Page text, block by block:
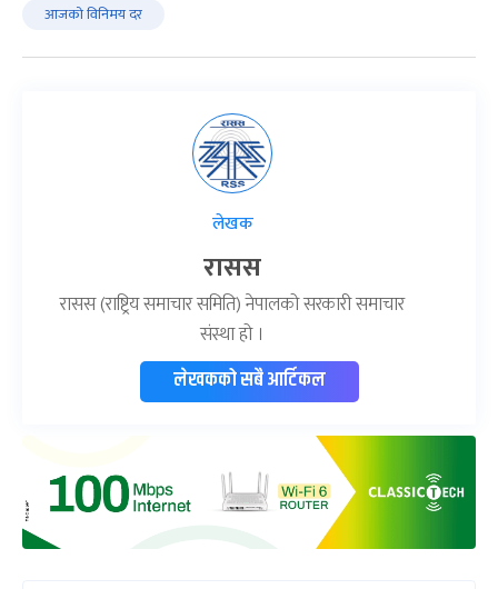
आजको विनिमय दर
लेखक
रासस
रासस (राष्ट्रिय समाचार समिति) नेपालको सरकारी समाचार
संस्था हो ।
लेखकको सबै आर्टिकल